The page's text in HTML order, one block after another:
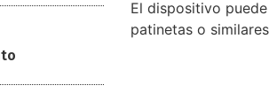
El dispositivo
patinetas o